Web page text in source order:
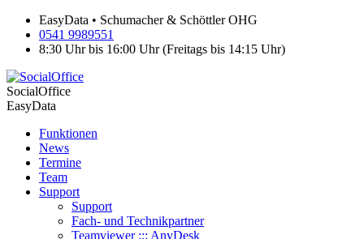
EasyData • Schumacher & Schöttler OHG
0541 9989551
8:30 Uhr bis 16:00 Uhr (Freitags bis 14:15 Uhr)
SocialOffice
EasyData
Funktionen
News
Termine
Team
Support
Support
Fach- und Technikpartner
Teamviewer ::: AnyDesk